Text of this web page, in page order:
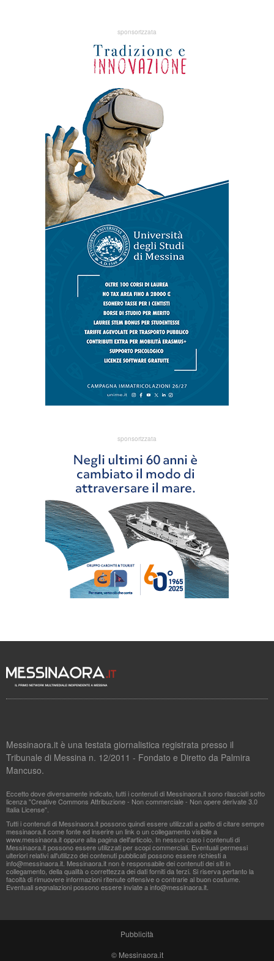
sponsorizzata
sponsorizzata
Messinaora.it è una testata giornalistica registrata presso il
Tribunale di Messina n. 12/2011 - Fondato e Diretto da Palmira
Mancuso.
Eccetto dove diversamente indicato, tutti i contenuti di Messinaora.it sono rilasciati sotto
licenza "Creative Commons Attribuzione - Non commerciale - Non opere derivate 3.0
Italia License".
Tutti i contenuti di Messinaora.it possono quindi essere utilizzati a patto di citare sempre
messinaora.it come fonte ed inserire un link o un collegamento visibile a
www.messinaora.it oppure alla pagina dell'articolo. In nessun caso i contenuti di
Messinaora.it possono essere utilizzati per scopi commerciali. Eventuali permessi
ulteriori relativi all'utilizzo dei contenuti pubblicati possono essere richiesti a
info@messinaora.it . Messinaora.it non è responsabile dei contenuti dei siti in
collegamento, della qualità o correttezza dei dati forniti da terzi. Si riserva pertanto la
facoltà di rimuovere informazioni ritenute offensive o contrarie al buon costume.
Eventuali segnalazioni possono essere inviate ainfo@messinaora.it
Pubblicità
© Messinaora.it